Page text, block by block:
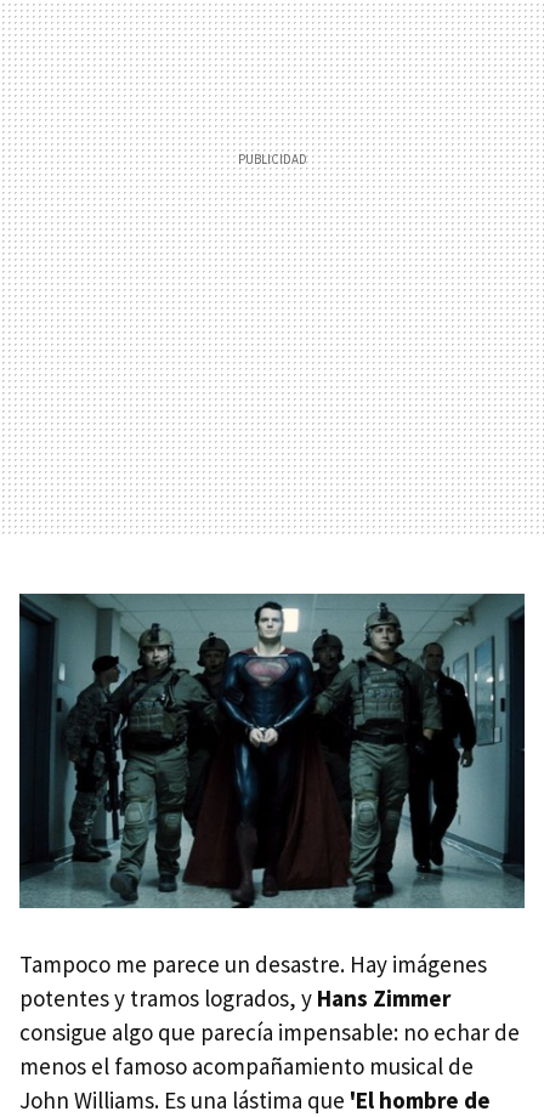
Tampoco me parece un desastre. Hay imágenes
potentes y tramos logrados, y Hans Zimmer
consigue algo que parecía impensable: no echar de
menos el famoso acompañamiento musical de
John Williams. Es una lástima que 'El hombre de